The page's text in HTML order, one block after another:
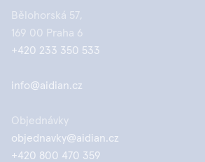
Bělohorská 57,
169 00 Praha 6
+420 233 350 533
info@aidian.cz
Objednávky
objednavky@aidian.cz
+420 800 470 359